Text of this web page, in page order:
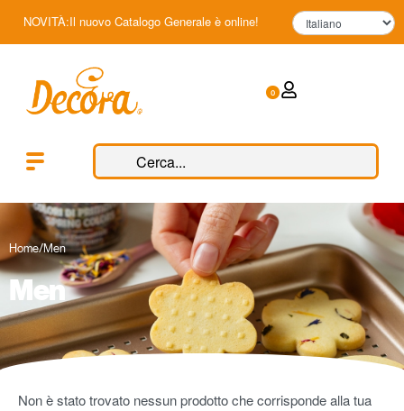
NOVITÀ:Il nuovo Catalogo Generale è online!
0
Home/Men
Men
Non è stato trovato nessun prodotto che corrisponde alla tua